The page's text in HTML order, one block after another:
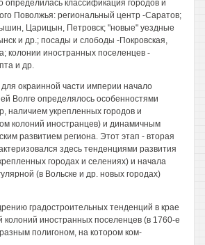
определилась классификация городов и
Поволжья: региональный центр -Саратов;
Царицын, Петровск; "новые" уездные
и др.; посады и слободы -Покровская,
колонии иностранных поселенцев -
и др.
окраинной части империи начало
Волге определялось особенностями
наличием укрепленных городов и
колоний иностранцев) и динамичным
развитием региона. Этот этап - вторая
здесь тенденциями развития
городах и селениях) и начала
(в Вольске и др. новых городах)
градостроительных тенденций в крае
колоний иностранных поселенцев (в 1760-е
полигоном, на котором ком-